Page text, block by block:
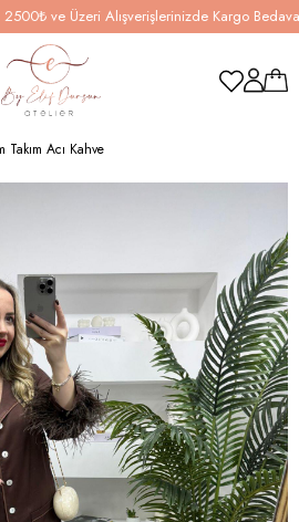
ve Üzeri Alışverişlerinizde Kargo Bedava!
Takım Acı Kahve